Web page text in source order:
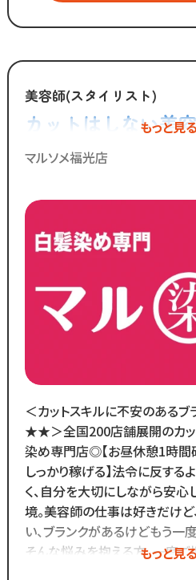
そんな働き方はもう古い。
カット専門店の「カットコムズ」。
「今より稼げるけど、ホワイトな
で一緒に働きませんか？
ブランクのある
30代～50代の方に
多く選ばれています！
ブランクがあっても大丈夫！
数多くのスタッフ教育をしてきた
ノウハウによる安心の教育制度あ
各店舗にベテランスタッフが
在籍しているので
分からないことがあれば
すぐに聞くことができる環境で
メニューはカットのみなので
難しい業務内容はありません！
また、担当・予約制ではなく
お客様とは最低限しか
会話をしないスタイルなので
美容師(スタイリスト)
カットはしない美
髪染め専門店での
もっと見る
マルソメ福光店
＜カットスキルに不安のある
★★＞全国200店舗展開のカッ
染め専門店◎【お昼休憩1時間
しっかり稼げる】法令に反す
く、自分を大切にしながら安心
境。美容師の仕事は好きだけど
い、ブランクがあるけどもう一
そんな悩みを抱える方、一
もっと見